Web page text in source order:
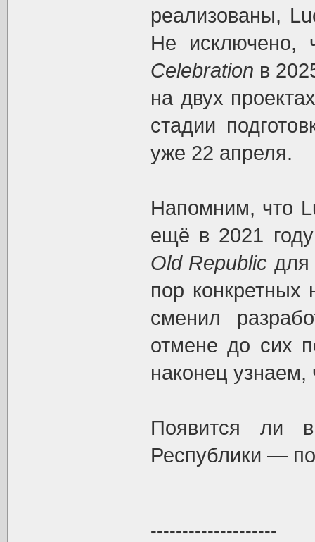
реализованы,
Не исключено,
Celebration в
на двух
стадии
уже 22 апреля.
Напомним, что
ещё в 2021
Old Republic для
пор конкретных
сменил
отмене до сих
наконец узнаем,
Появится ли
Республики —
--------------------